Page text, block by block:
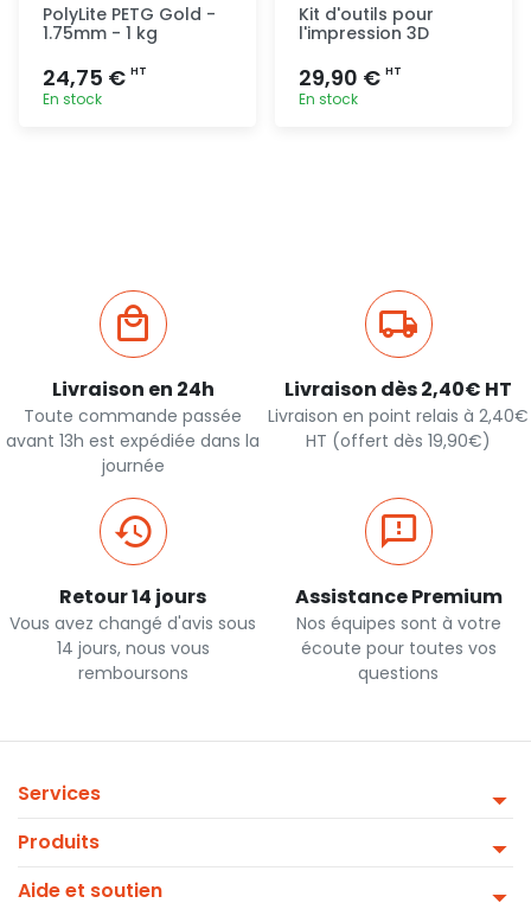
PolyLite PETG Gold -
1.75mm - 1 kg
24,75 € HT
En stock
Kit d'outils pour
l'impression 3D
29,90 € HT
En stock
Livraison en 24h
Toute commande passée
avant 13h est expédiée dans la
journée
Livraison dès 2,40€ HT
Livraison en point relais à 2,40€
HT (offert dès 19,90€)
Retour 14 jours
Vous avez changé d'avis sous
14 jours, nous vous
remboursons
Assistance Premium
Nos équipes sont à votre
écoute pour toutes vos
questions
Services
Produits
Aide et soutien